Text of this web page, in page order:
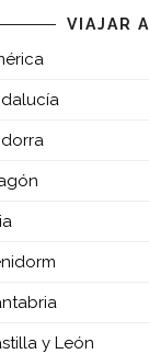
VIAJAR A
y León